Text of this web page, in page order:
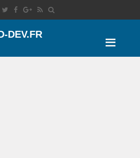
DEV.FR